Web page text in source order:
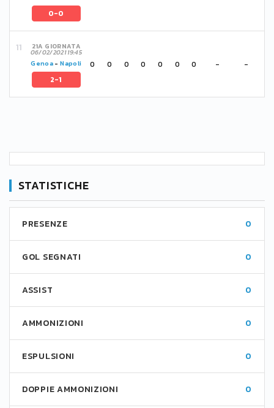
0-0
21A GIORNATA
06/02/2021 19:45
Genoa -Napoli
2-1
0 0 0 0 0 0 0 - -
STATISTICHE
PRESENZE 0
GOL SEGNATI 0
ASSIST 0
AMMONIZIONI 0
ESPULSIONI 0
DOPPIE AMMONIZIONI 0